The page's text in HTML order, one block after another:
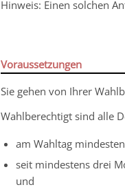
Hinweis: Einen solchen
Voraussetzungen
Sie gehen von Ihrer
Wahlberechtigt sind alle
am Wahltag
seit mindestens drei
und